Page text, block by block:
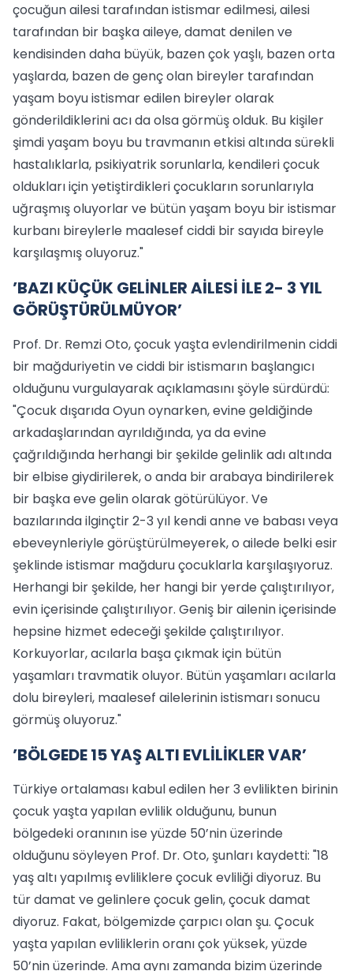
çocuğun ailesi tarafından istismar edilmesi, ailesi
tarafından bir başka aileye, damat denilen ve
kendisinden daha büyük, bazen çok yaşlı, bazen orta
yaşlarda, bazen de genç olan bireyler tarafından
yaşam boyu istismar edilen bireyler olarak
gönderildiklerini acı da olsa görmüş olduk. Bu kişiler
şimdi yaşam boyu bu travmanın etkisi altında sürekli
hastalıklarla, psikiyatrik sorunlarla, kendileri çocuk
oldukları için yetiştirdikleri çocukların sorunlarıyla
uğraşmış oluyorlar ve bütün yaşam boyu bir istismar
kurbanı bireylerle maalesef ciddi bir sayıda bireyle
karşılaşmış oluyoruz."
’BAZI KÜÇÜK GELİNLER AİLESİ İLE 2- 3 YIL
GÖRÜŞTÜRÜLMÜYOR’
Prof. Dr. Remzi Oto, çocuk yaşta evlendirilmenin ciddi
bir mağduriyetin ve ciddi bir istismarın başlangıcı
olduğunu vurgulayarak açıklamasını şöyle sürdürdü:
"Çocuk dışarıda Oyun oynarken, evine geldiğinde
arkadaşlarından ayrıldığında, ya da evine
çağrıldığında herhangi bir şekilde gelinlik adı altında
bir elbise giydirilerek, o anda bir arabaya bindirilerek
bir başka eve gelin olarak götürülüyor. Ve
bazılarında ilginçtir 2-3 yıl kendi anne ve babası veya
ebeveynleriyle görüştürülmeyerek, o ailede belki esir
şeklinde istismar mağduru çocuklarla karşılaşıyoruz.
Herhangi bir şekilde, her hangi bir yerde çalıştırılıyor,
evin içerisinde çalıştırılıyor. Geniş bir ailenin içerisinde
hepsine hizmet edeceği şekilde çalıştırılıyor.
Korkuyorlar, acılarla başa çıkmak için bütün
yaşamları travmatik oluyor. Bütün yaşamları acılarla
dolu bireyleri, maalesef ailelerinin istismarı sonucu
görmüş oluyoruz."
’BÖLGEDE 15 YAŞ ALTI EVLİLİKLER VAR’
Türkiye ortalaması kabul edilen her 3 evlilikten birinin
çocuk yaşta yapılan evlilik olduğunu, bunun
bölgedeki oranının ise yüzde 50’nin üzerinde
olduğunu söyleyen Prof. Dr. Oto, şunları kaydetti: "18
yaş altı yapılmış evliliklere çocuk evliliği diyoruz. Bu
tür damat ve gelinlere çocuk gelin, çocuk damat
diyoruz. Fakat, bölgemizde çarpıcı olan şu. Çocuk
yaşta yapılan evliliklerin oranı çok yüksek, yüzde
50’nin üzerinde. Ama aynı zamanda bizim üzerinde